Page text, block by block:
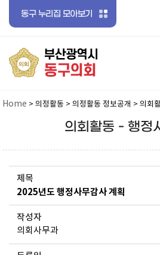
동구 누리집 모아보기
메뉴 열기
메뉴 열기
Home > 의정활동 > 의정활동 정보공개 > 의회
의회활동 - 행정
제목
2025년도 행정사무감사 계획
작성자
의회사무과